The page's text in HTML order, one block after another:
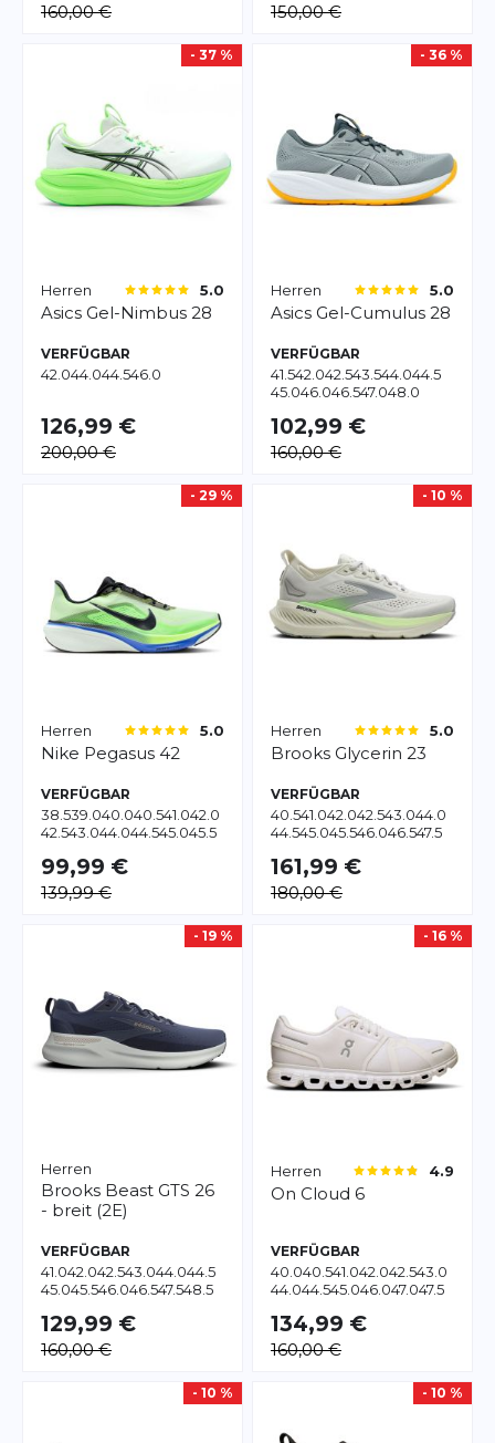
160,00 € 150,00 €
- 37 %
Herren 5.0
Asics Gel-Nimbus 28
VERFÜGBAR
42.044.044.546.0
126,99 €
200,00 €
- 36 %
Herren 5.0
Asics Gel-Cumulus 28
VERFÜGBAR
41.542.042.543.544.044.5
45.046.046.547.048.0
102,99 €
160,00 €
- 29 %
Herren 5.0
Nike Pegasus 42
VERFÜGBAR
38.539.040.040.541.042.0
42.543.044.044.545.045.5
99,99 €
139,99 €
- 10 %
Herren 5.0
Brooks Glycerin 23
VERFÜGBAR
40.541.042.042.543.044.0
44.545.045.546.046.547.5
161,99 €
180,00 €
- 19 %
Herren
Brooks Beast GTS 26
- breit (2E)
VERFÜGBAR
41.042.042.543.044.044.5
45.045.546.046.547.548.5
129,99 €
160,00 €
- 16 %
Herren 4.9
On Cloud 6
VERFÜGBAR
40.040.541.042.042.543.0
44.044.545.046.047.047.5
134,99 €
160,00 €
- 10 % - 10 %